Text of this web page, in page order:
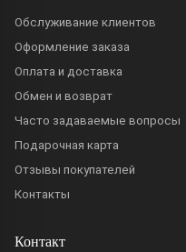
Обслуживание клиентов
Оформление заказа
Оплата и доставка
Обмен и возврат
Часто задаваемые вопросы
Подарочная карта
Отзывы покупателей
Контакты
Контакт